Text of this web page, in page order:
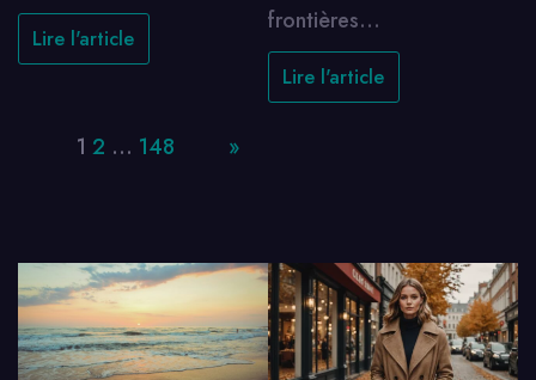
Lire l'article
frontières…
Lire l'article
1 2 … 148 »